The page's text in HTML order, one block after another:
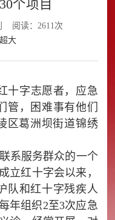
个项目
阅读：2611次
超大
十字志愿者，应急
管，困难事有他们
区葛洲坝街道锦绣
系服务群众的一个
立红十字会以来，
队和红十字残疾人
年组织2至3次应急